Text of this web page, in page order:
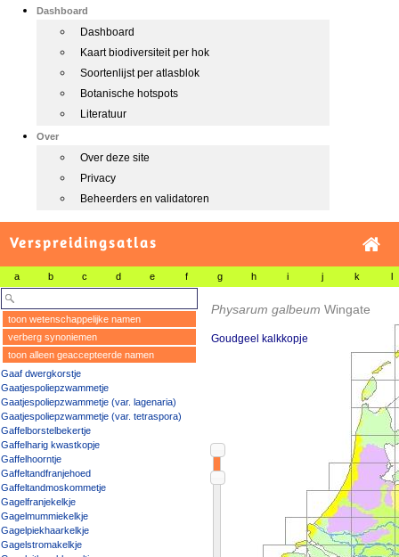
Dashboard
Dashboard
Kaart biodiversiteit per hok
Soortenlijst per atlasblok
Botanische hotspots
Literatuur
Over
Over deze site
Privacy
Beheerders en validatoren
Verspreidingsatlas
a b c d e f g h i j k l
toon wetenschappelijke namen
verberg synoniemen
toon alleen geaccepteerde namen
Gaaf dwergkorstje
Gaatjespoliepzwammetje
Gaatjespoliepzwammetje (var. lagenaria)
Gaatjespoliepzwammetje (var. tetraspora)
Gaffelborstelbekertje
Gaffelharig kwastkopje
Gaffelhoorntje
Gaffeltandfranjehoed
Gaffeltandmoskommetje
Gagelfranjekelkje
Gagelmummiekelkje
Gagelpiekhaarkelkje
Gagelstromakelkje
Physarum galbeum Wingate
Goudgeel kalkkopje